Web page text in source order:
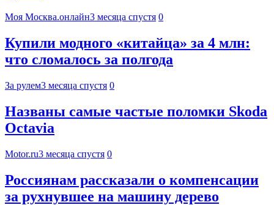
Моя Москва.онлайн3 месяца спустя 0
Купили модного «китайца» за 4 млн:
что сломалось за полгода
За рулем3 месяца спустя 0
Названы самые частые поломки Skoda
Octavia
Motor.ru3 месяца спустя 0
Россиянам рассказали о компенсации
за рухнувшее на машину дерево